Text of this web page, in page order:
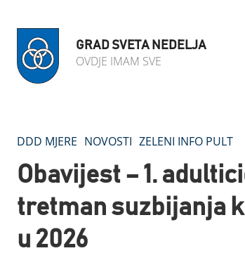
GRAD SVETA NEDELJA
OVDJE IMAM SVE
DDD MJERE NOVOSTI ZELENI INFO PULT
Obavijest – 1.
tretman suzbijanja
u 2026